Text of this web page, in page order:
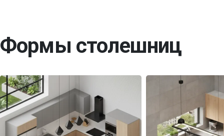
Формы столешниц